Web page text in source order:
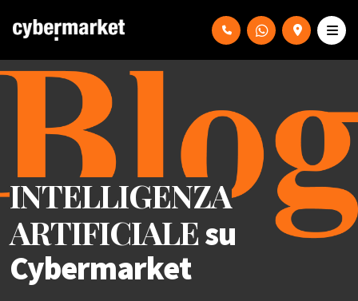
INTELLIGENZA
ARTIFICIALEsu
Cybermarket